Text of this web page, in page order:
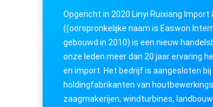
Opgericht in 2020 Linyi Ruixiang Import
((oorspronkelijke naam is Easwon
gebouwd in 2010) is een nieuw
onze leden meer dan 20 jaar ervaring
en import. Het bedrijf is aangesloten
holdingfabrikanten van
zaagmakerijen, windturbines,